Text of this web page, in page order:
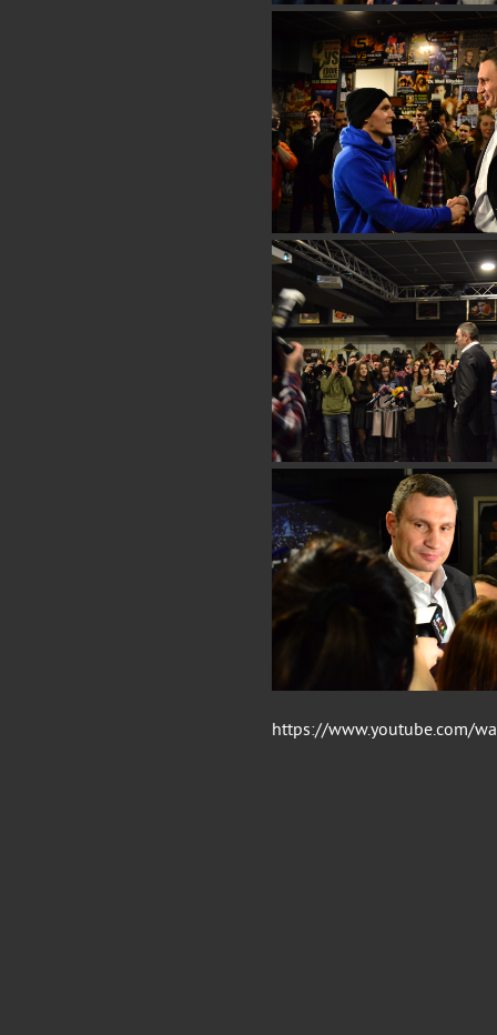
https://www.youtube.com/